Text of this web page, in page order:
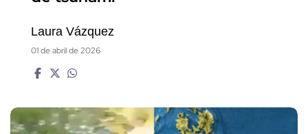
Laura Vázquez
01 de abril de 2026